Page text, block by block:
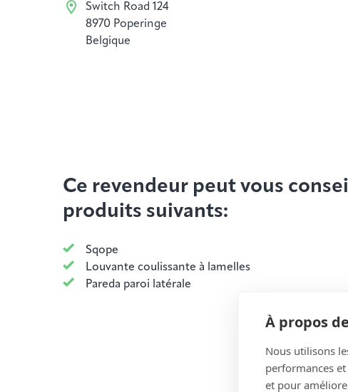
À propos
Nous utilisons
performances
et pour
Switch Road 124
8970 Poperinge
Belgique
Ce revendeur peut vous
produits suivants:
Sqope
Louvante coulissante à lamelles
Pareda paroi latérale